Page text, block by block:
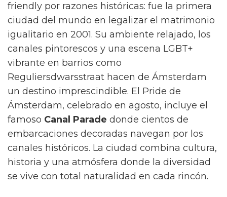
friendly por razones históricas: fue la primera
ciudad del mundo en legalizar el matrimonio
igualitario en 2001. Su ambiente relajado, los
canales pintorescos y una escena LGBT+
vibrante en barrios como
Reguliersdwarsstraat hacen de Ámsterdam
un destino imprescindible. El Pride de
Ámsterdam, celebrado en agosto, incluye el
famoso Canal Parade donde cientos de
embarcaciones decoradas navegan por los
canales históricos. La ciudad combina cultura,
historia y una atmósfera donde la diversidad
se vive con total naturalidad en cada rincón.